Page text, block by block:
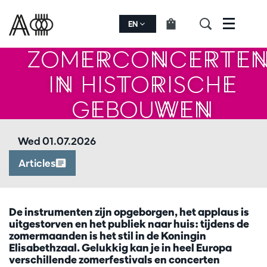
EN Menu
IN HISTORISCHE
GEBOUWEN
Articles
Wed 01.07.2026
De instrumenten zijn opgeborgen, het applaus is
uitgestorven en het publiek naar huis: tijdens de
zomermaanden is het stil in de Koningin
Elisabethzaal. Gelukkig kan je in heel Europa
verschillende zomerfestivals en concerten